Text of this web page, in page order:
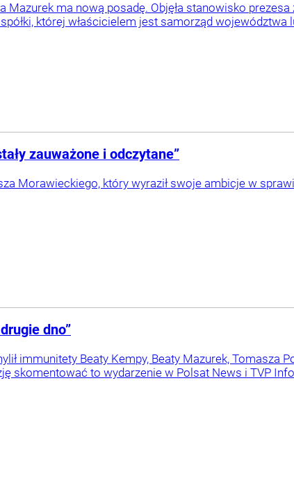
Mazurek ma nową posadę. Objęła stanowisko prezesa
której właścicielem jest samorząd województwa
zauważone i odczytane”
Morawieckiego, który wyraził swoje ambicje w
dno”
immunitety Beaty Kempy, Beaty Mazurek, Tomasza
skomentować to wydarzenie w Polsat News i TVP